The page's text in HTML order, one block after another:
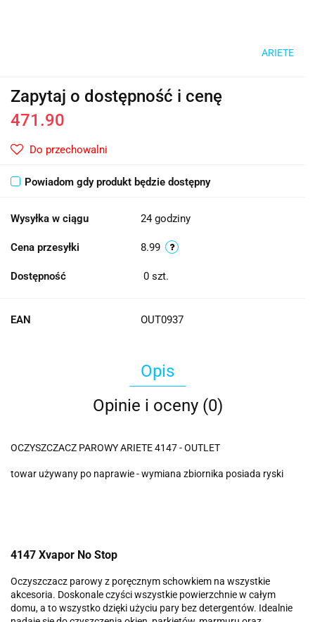
ARIETE
Zapytaj o dostępność i cenę
471.90
Do przechowalni
Powiadom gdy produkt będzie dostępny
Wysyłka w ciągu 24 godziny
Cena przesyłki 8.99
Dostępność 0 szt.
EAN OUT0937
Opis
Opinie i oceny (0)
OCZYSZCZACZ PAROWY ARIETE 4147 - OUTLET
towar używany po naprawie - wymiana zbiornika posiada ryski
4147 Xvapor No Stop
Oczyszczacz parowy z poręcznym schowkiem na wszystkie
akcesoria. Doskonale czyści wszystkie powierzchnie w całym
domu, a to wszystko dzięki użyciu pary bez detergentów. Idealnie